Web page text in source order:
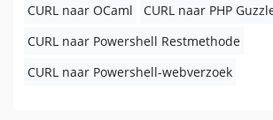
CURL naar OCaml
CURL naar PHP
CURL naar Powershell Restmethode
CURL naar Powershell-webverzoek